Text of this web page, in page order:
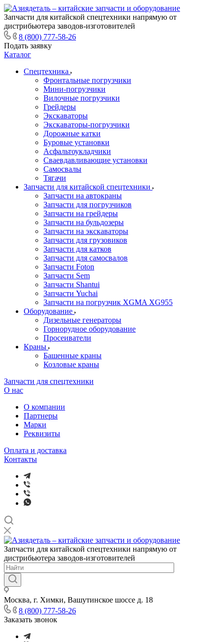
Запчасти для китайской спецтехники напрямую от
дистрибьютера заводов-изготовителей
8 (800) 777-58-26
Подать заявку
Каталог
Спецтехника
Фронтальные погрузчики
Мини-погрузчики
Вилочные погрузчики
Грейдеры
Экскаваторы
Экскаваторы-погрузчики
Дорожные катки
Буровые установки
Асфальтоукладчики
Сваевдавливающие установки
Самосвалы
Тягачи
Запчасти для китайской спецтехники
Запчасти на автокраны
Запчасти для погрузчиков
Запчасти на грейдеры
Запчасти на бульдозеры
Запчасти на экскаваторы
Запчасти для грузовиков
Запчасти для катков
Запчасти для самосвалов
Запчасти Foton
Запчасти Sem
Запчасти Shantui
Запчасти Yuchai
Запчасти на погрузчик XGMA XG955
Оборудование
Дизельные генераторы
Горнорудное оборудование
Просеиватели
Краны
Башенные краны
Козловые краны
Запчасти для спецтехники
О нас
О компании
Партнеры
Марки
Реквизиты
Оплата и доставка
Контакты
Запчасти для китайской спецтехники напрямую от
дистрибьютера заводов-изготовителей
Москва, г. Химки, Вашутинское шоссе д. 18
8 (800) 777-58-26
Заказать звонок